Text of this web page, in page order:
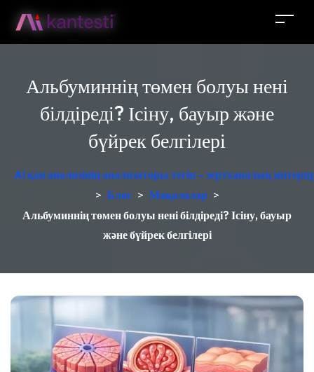
Альбуминнің төмен болуы нені
білдіреді? Ісіну, бауыр және
бүйрек белгілері
AI қан анализінің анализаторы тегін – зертханалық
> Блог > Мақалалар >
Альбуминнің төмен болуы нені білдіреді? Ісіну, бауыр
және бүйрек белгілері